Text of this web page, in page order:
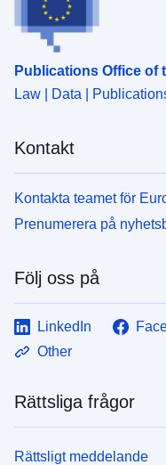
Publications Office of
Law | Data |
Kontakt
Kontakta teamet för
Prenumerera på
Följ oss på
LinkedIn
Other
Rättsliga frågor
Rättsligt meddelande